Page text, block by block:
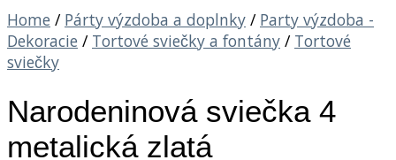
Home / Párty výzdoba a doplnky / Party výzdoba -
Dekoracie / Tortové sviečky a fontány / Tortové
sviečky
Narodeninová sviečka 4
metalická zlatá